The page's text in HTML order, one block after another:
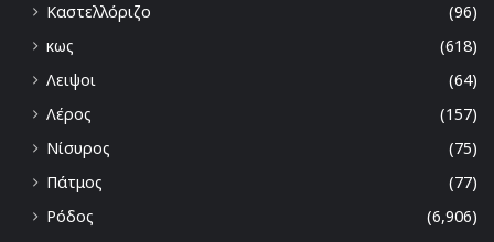
Καστελλόριζο
(96)
κως
(618)
Λειψοι
(64)
Λέρος
(157)
Νίσυρος
(75)
Πάτμος
(77)
Ρόδος
(6,906)